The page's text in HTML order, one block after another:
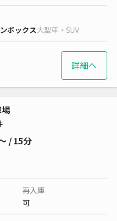
ボックス大型車・SUV
詳細へ
/ 15分
再入庫
可